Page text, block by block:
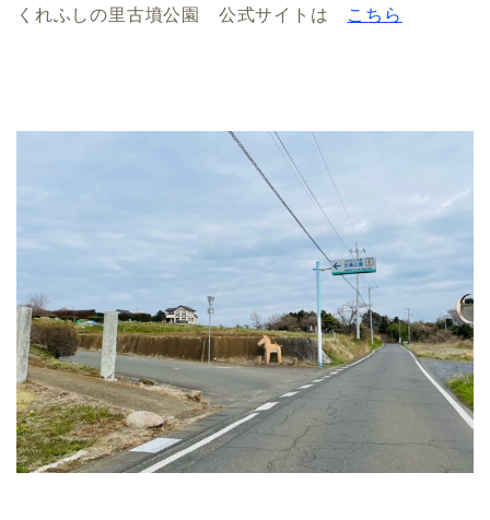
くれふしの里古墳公園 公式サイトは こちら